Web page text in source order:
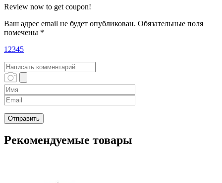
Review now to get coupon!
Ваш адрес email не будет опубликован. Обязательные поля
помечены *
12345
Рекомендуемые товары